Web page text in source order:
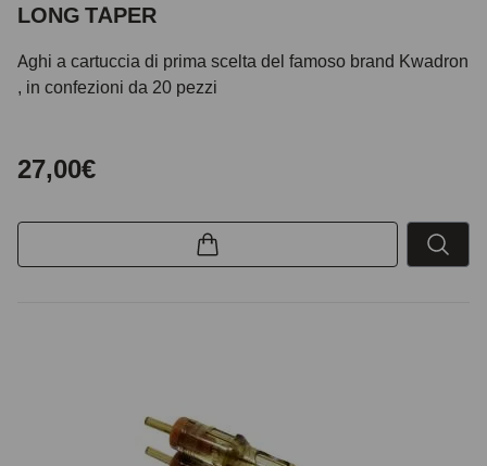
LONG TAPER
Aghi a cartuccia di prima scelta del famoso brand Kwadron
, in confezioni da 20 pezzi
27,00€